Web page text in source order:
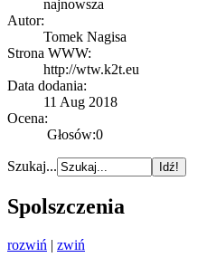
najnowsza
Autor:
Tomek Nagisa
Strona WWW:
http://wtw.k2t.eu
Data dodania:
11 Aug 2018
Ocena:
Głosów:0
Szukaj...
Spolszczenia
rozwiń | zwiń